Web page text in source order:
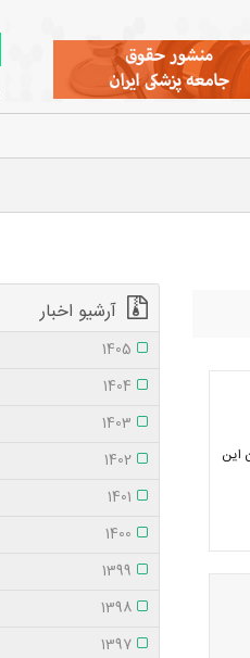
این
آرشیو اخبار
1405
1404
1403
1402
1401
1400
1399
1398
1397